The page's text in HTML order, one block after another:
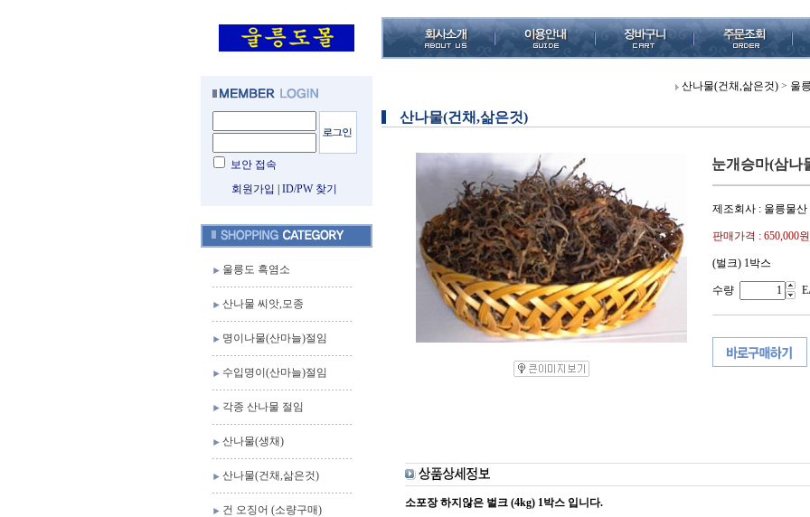
보안 접속
회원가입
ID/PW 찾기
울릉도 흑염소
산나물 씨앗,모종
명이나물(산마늘)절임
수입명이(산마늘)절임
각종 산나물 절임
산나물(생채)
산나물(건채,삶은것)
건 오징어 (소량구매)
산나물(건채,삶은것) > 울
산나물(건채,삶은것)
눈개승마(삼나
제조회사 : 울릉물산
판매가격 : 650,000원
(벌크) 1박스
수량
소포장 하지않은 벌크 (4kg) 1박스 입니다.